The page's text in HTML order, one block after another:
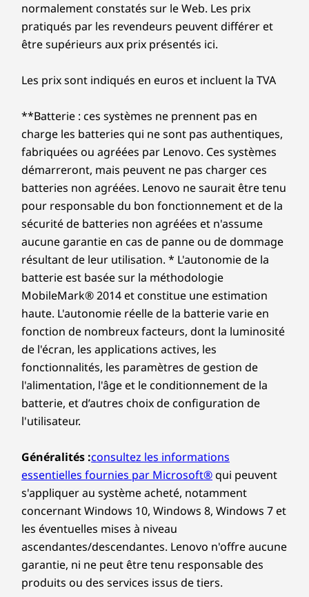
normalement constatés sur le Web. Les prix
pratiqués par les revendeurs peuvent différer et
être supérieurs aux prix présentés ici.
Les prix sont indiqués en euros et incluent la TVA
**Batterie : ces systèmes ne prennent pas en
charge les batteries qui ne sont pas authentiques,
fabriquées ou agréées par Lenovo. Ces systèmes
démarreront, mais peuvent ne pas charger ces
batteries non agréées. Lenovo ne saurait être tenu
pour responsable du bon fonctionnement et de la
sécurité de batteries non agréées et n'assume
aucune garantie en cas de panne ou de dommage
résultant de leur utilisation. * L'autonomie de la
batterie est basée sur la méthodologie
MobileMark® 2014 et constitue une estimation
haute. L'autonomie réelle de la batterie varie en
fonction de nombreux facteurs, dont la luminosité
de l'écran, les applications actives, les
fonctionnalités, les paramètres de gestion de
l'alimentation, l'âge et le conditionnement de la
batterie, et d’autres choix de configuration de
l'utilisateur.
Généralités :consultez les informations
essentielles fournies par Microsoft®qui peuvent
s'appliquer au système acheté, notamment
concernant Windows 10, Windows 8, Windows 7 et
les éventuelles mises à niveau
ascendantes/descendantes. Lenovo n'offre aucune
garantie, ni ne peut être tenu responsable des
produits ou des services issus de tiers.